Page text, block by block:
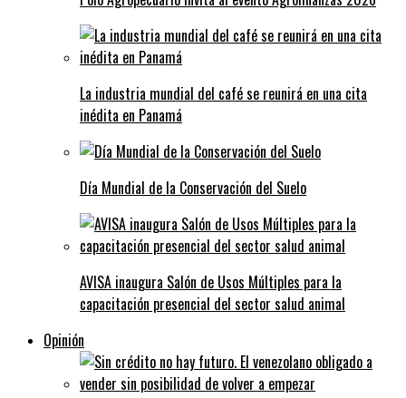
La industria mundial del café se reunirá en una cita
inédita en Panamá
Día Mundial de la Conservación del Suelo
AVISA inaugura Salón de Usos Múltiples para la
capacitación presencial del sector salud animal
Opinión